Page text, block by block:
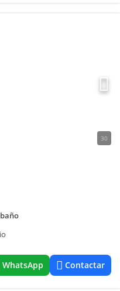
30
WhatsApp Contactar